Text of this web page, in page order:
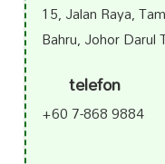
15, Jalan Raya,
Bahru, Johor Darul
telefon
+60 7-868 9884